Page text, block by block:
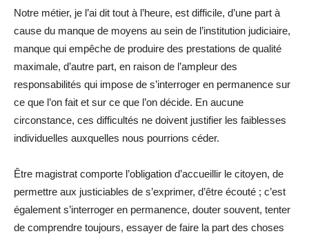
Notre métier, je l’ai dit tout à l’heure, est difficile, d’une part à
cause du manque de moyens au sein de l’institution judiciaire,
manque qui empêche de produire des prestations de qualité
maximale, d’autre part, en raison de l’ampleur des
responsabilités qui impose de s’interroger en permanence sur
ce que l’on fait et sur ce que l’on décide. En aucune
circonstance, ces difficultés ne doivent justifier les faiblesses
individuelles auxquelles nous pourrions céder.
Être magistrat comporte l’obligation d’accueillir le citoyen, de
permettre aux justiciables de s’exprimer, d’être écouté ; c’est
également s’interroger en permanence, douter souvent, tenter
de comprendre toujours, essayer de faire la part des choses